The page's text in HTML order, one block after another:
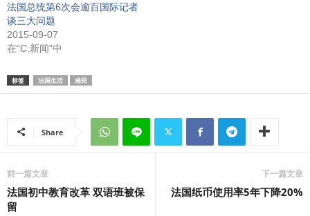
法国总统第6次会逾百国际记者
谈三大问题
2015-09-07
在“C.新闻”中
标签 法国生活 难民
Share
前一篇文章
法国初中教育改革 双语班被保
留
下一篇文章
法国纸币使用率5年下降20%